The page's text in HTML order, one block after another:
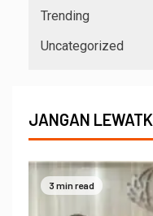
Trending
Uncategorized
JANGAN
3 min read